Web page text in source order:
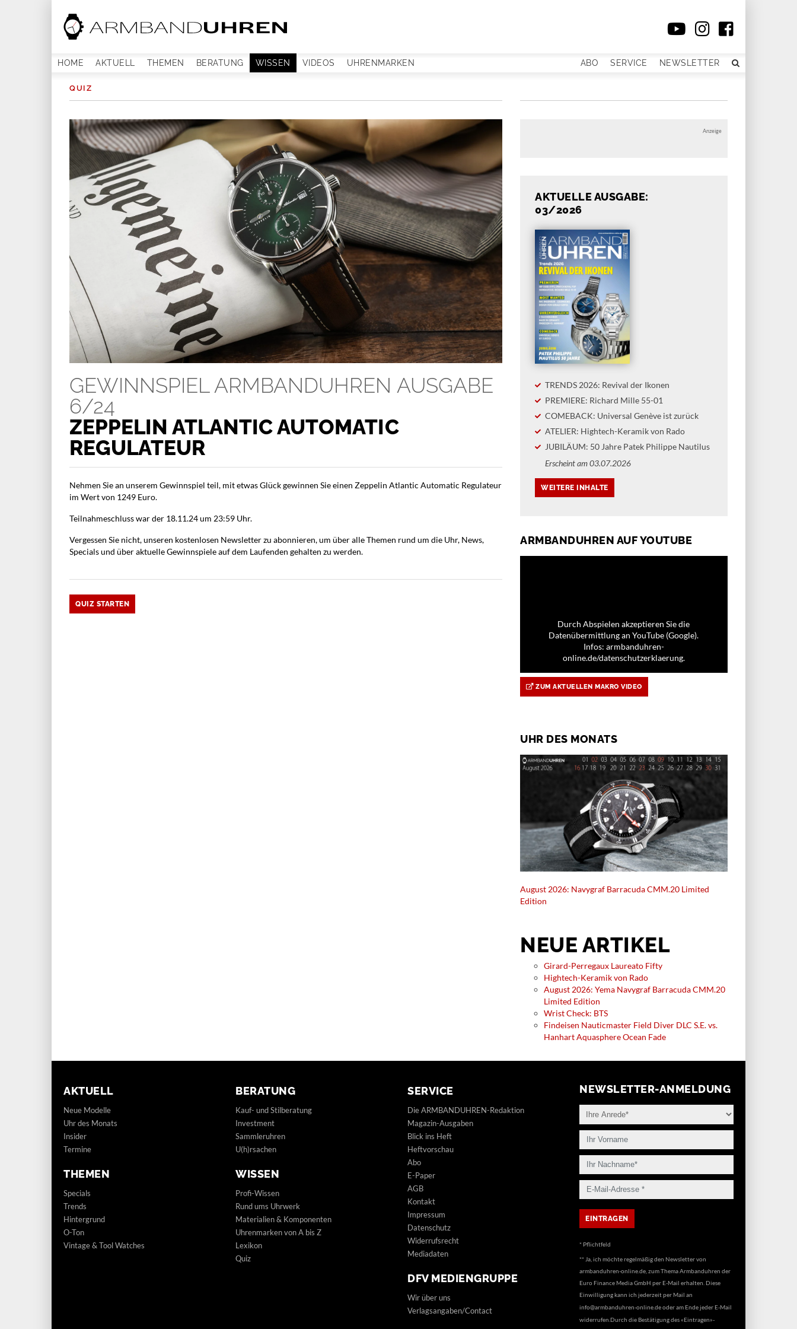
HOME AKTUELL THEMEN BERATUNG WISSEN VIDEOS UHRENMARKEN ABO SERVICE NEWSLETTER
QUIZ
GEWINNSPIEL ARMBANDUHREN AUSGABE
6/24
ZEPPELIN ATLANTIC AUTOMATIC
REGULATEUR
Nehmen Sie an unserem Gewinnspiel teil, mit etwas Glück gewinnen Sie einen Zeppelin Atlantic Automatic Regulateur
im Wert von 1249 Euro.
Teilnahmeschluss war der 18.11.24 um 23:59 Uhr.
Vergessen Sie nicht, unseren kostenlosen Newsletter zu abonnieren, um über alle Themen rund um die Uhr, News,
Specials und über aktuelle Gewinnspiele auf dem Laufenden gehalten zu werden.
Anzeige
AKTUELLE AUSGABE:
03/2026
TRENDS 2026: Revival der Ikonen
PREMIERE: Richard Mille 55-01
COMEBACK: Universal Genève ist zurück
ATELIER: Hightech-Keramik von Rado
JUBILÄUM: 50 Jahre Patek Philippe Nautilus
Erscheint am 03.07.2026
ARMBANDUHREN AUF YOUTUBE
Durch Abspielen akzeptieren Sie die
Datenübermittlung an YouTube (Google).
Infos: armbanduhren-
online.de/datenschutzerklaerung.
ZUM AKTUELLEN MAKRO VIDEO
UHR DES MONATS
August 2026: Navygraf Barracuda CMM.20 Limited
Edition
NEUE ARTIKEL
Girard-Perregaux Laureato Fifty
Hightech-Keramik von Rado
August 2026: Yema Navygraf Barracuda CMM.20
Limited Edition
Wrist Check: BTS
Findeisen Nauticmaster Field Diver DLC S.E. vs.
Hanhart Aquasphere Ocean Fade
AKTUELL
Neue Modelle
Uhr des Monats
Insider
Termine
THEMEN
Specials
Trends
Hintergrund
O-Ton
Vintage & Tool Watches
BERATUNG
Kauf- und Stilberatung
Investment
Sammleruhren
U(h)rsachen
WISSEN
Profi-Wissen
Rund ums Uhrwerk
Materialien & Komponenten
Uhrenmarken von A bis Z
Lexikon
Quiz
SERVICE
Die ARMBANDUHREN-Redaktion
Magazin-Ausgaben
Blick ins Heft
Heftvorschau
Abo
E-Paper
AGB
Kontakt
Impressum
Datenschutz
Widerrufsrecht
Mediadaten
DFV MEDIENGRUPPE
Wir über uns
Verlagsangaben/Contact
NEWSLETTER-ANMELDUNG
* Pflichtfeld
** Ja, ich möchte regelmäßig den Newsletter von
armbanduhren-online.de, zum Thema Armbanduhren der
Euro Finance Media GmbH per E-Mail erhalten. Diese
Einwilligung kann ich jederzeit per Mail an
info@armbanduhren-online.deoder am Ende jeder E-Mail
widerrufen.Durch die Bestätigung des «Eintragen»-